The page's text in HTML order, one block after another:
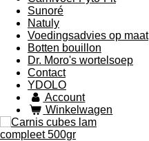
Sunoré
Natuly
Voedingsadvies op maat
Botten bouillon
Dr. Moro's wortelsoep
Contact
YDOLO
Account
Winkelwagen